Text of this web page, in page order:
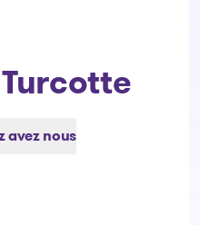
avez nous